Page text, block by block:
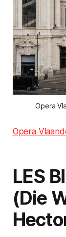
Opera
Opera
LES
(Die